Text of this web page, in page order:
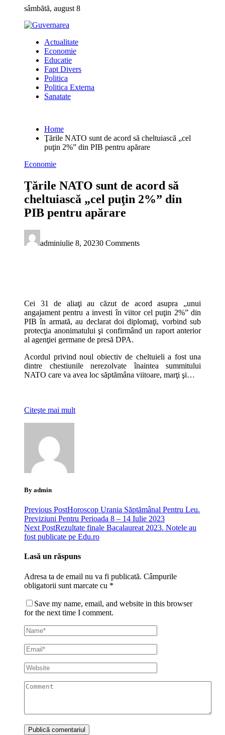
content
sâmbătă, august 8
Actualitate
Economie
Educatie
Fapt Divers
Politica
Politica Externa
Sanatate
Home
Ţările NATO sunt de acord să cheltuiască „cel
puţin 2%” din PIB pentru apărare
Economie
Ţările NATO sunt de acord să
cheltuiască „cel puţin 2%” din
PIB pentru apărare
adminiulie 8, 20230 Comments
Cei 31 de aliaţi au căzut de acord asupra „unui
angajament pentru a investi în viitor cel puţin 2%” din
PIB în armată, au declarat doi diplomaţi, vorbind sub
protecţia anonimatului şi confirmând un raport anterior
al agenţiei germane de presă DPA.
Acordul privind noul obiectiv de cheltuieli a fost una
dintre chestiunile nerezolvate înaintea summitului
NATO care va avea loc săptămâna viitoare, marţi şi…
Citeşte mai mult
By admin
Previous PostHoroscop Urania Săptămânal Pentru Leu.
Previziuni Pentru Perioada 8 – 14 Iulie 2023
Next PostRezultate finale Bacalaureat 2023. Notele au
fost publicate pe Edu.ro
Lasă un răspuns
Adresa ta de email nu va fi publicată. Câmpurile
obligatorii sunt marcate cu *
Save my name, email, and website in this browser
for the next time I comment.